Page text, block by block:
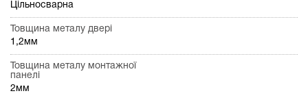
Цільносварна
Товщина металу двері
1,2мм
Товщина металу монтажної
панелі
2мм